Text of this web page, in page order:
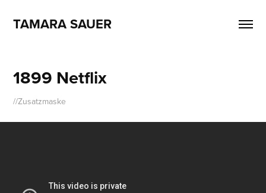
TAMARA SAUER
1899 Netflix
//Zusatzmaske